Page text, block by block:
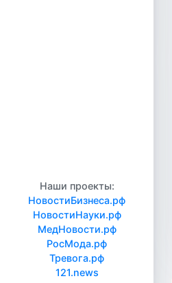
Наши проекты:
НовостиБизнеса.рф
НовостиНауки.рф
МедНовости.рф
РосМода.рф
Тревога.рф
121.news